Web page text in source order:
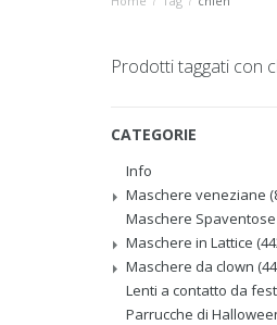
Prodotti taggati con
CATEGORIE
Info
Maschere veneziane
Maschere Spaventose
Maschere in Lattice
Maschere da clown
Lenti a contatto da
Parrucche di